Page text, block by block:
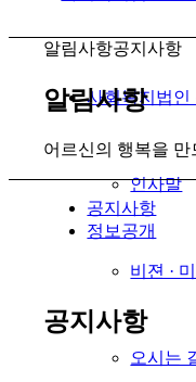
사회복지법인
인사말
비젼 ·
오시는
알림사항공지사항
알림사항
어르신의 행복을
공지사항
정보공개
공지사항